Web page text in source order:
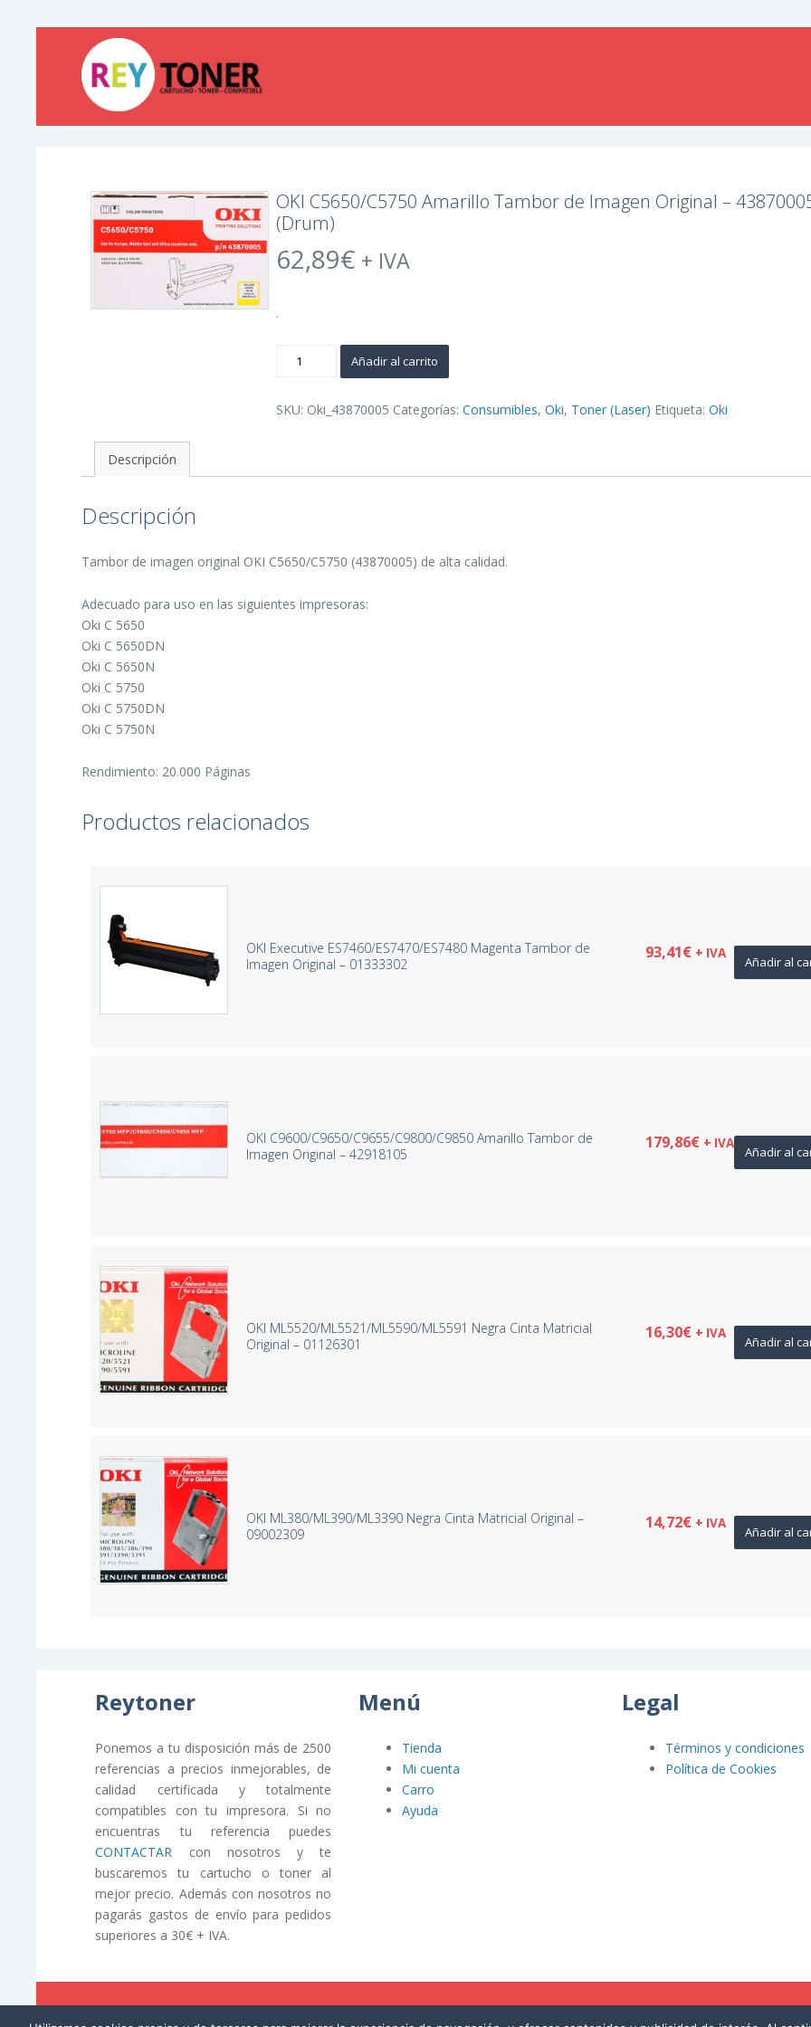
OKI C5650/C5750 Amarillo Tambor de Imagen Original –
(Drum)
62,89€ + IVA
.
C5650/C5750
Imagen
cantidad
Añadir al carrito
SKU: Oki_43870005 Categorías:Consumibles,Oki, Toner (Laser) Etiqueta:Oki
Descripción
Descripción
Tambor de imagen original OKI C5650/C5750 (43870005) de alta calidad.
Adecuado para uso en las siguientes impresoras:
Oki C 5650
Oki C 5650DN
Oki C 5650N
Oki C 5750
Oki C 5750DN
Oki C 5750N
Rendimiento: 20.000 Páginas
Productos relacionados
OKI Executive ES7460/ES7470/ES7480 Magenta Tambor de
Imagen Original – 01333302
93,41€ + IVA
Añadir al
OKI C9600/C9650/C9655/C9800/C9850 Amarillo Tambor de
Imagen Original – 42918105
179,86€ + IVA
Añadir al
OKI ML5520/ML5521/ML5590/ML5591 Negra Cinta Matricial
Original – 01126301
16,30€ + IVA
Añadir al
OKI ML380/ML390/ML3390 Negra Cinta Matricial Original –
09002309
14,72€ + IVA
Añadir al
Reytoner
Ponemos a tu disposición más de 2500
referencias a precios inmejorables, de
calidad certificada y totalmente
compatibles con tu impresora. Si no
encuentras tu referencia puedes
CONTACTAR con nosotros y te
buscaremos tu cartucho o toner al
mejor precio. Además con nosotros no
pagarás gastos de envío para pedidos
superiores a 30€ + IVA.
Menú
Tienda
Mi cuenta
Carro
Ayuda
Legal
Términos y condiciones
Política de Cookies
© REYTONER 2015 –Términos y condiciones